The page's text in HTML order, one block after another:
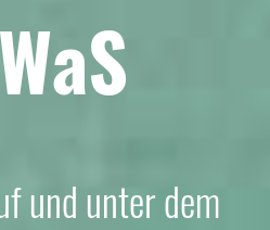
und unter dem